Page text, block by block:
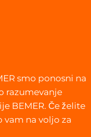
smo ponosni na
razumevanje
BEMER. Če želite
vam na voljo za